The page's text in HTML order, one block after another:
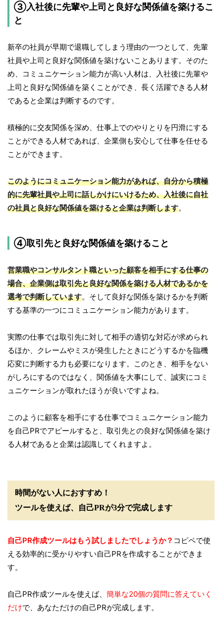
③入社後に先輩や上司と良好な関係値を築けるこ
と
新卒の社員が早期で退職してしまう理由の一つとして、先輩
社員や上司と良好な関係値を築けないことあります。そのた
め、コミュニケーション能力が高い人材は、入社後に先輩や
上司と良好な関係値を築くことができ、長く活躍できる人材
であると企業は判断するのです。
積極的に交友関係を深め、仕事上でのやりとりを円滑にする
ことができる人材であれば、企業側も安心して仕事を任せる
ことができます。
このようにコミュニケーション能力があれば、自分から積極
的に先輩社員や上司に話しかけにいけるため、入社後に自社
の社員と良好な関係値を築けると企業は判断します。
④取引先と良好な関係値を築けること
営業職やコンサルタント職といった顧客を相手にする仕事の
場合、企業側は取引先と良好な関係を築ける人材であるかを
選考で判断しています。そして良好な関係を築けるかを判断
する基準の一つにコミュニケーション能力があります。
実際の仕事では取引先に対して相手の適切な対応が求められ
るほか、クレームやミスが発生したときにどうするかを臨機
応変に判断する力も必要になります。このとき、相手をない
がしろにするのではなく、関係値を大事にして、誠実にコミ
ュニケーションが取れたほうが良いですよね。
このように顧客を相手にする仕事でコミュニケーション能力
を自己PRでアピールすると、取引先との良好な関係値を築け
る人材であると企業は認識してくれますよ。
時間がない人におすすめ！
ツールを使えば、自己PRが3分で完成します
自己PR作成ツールはもう試しましたでしょうか？ コピペで使
える効率的に受かりやすい自己PRを作成することができま
す。
自己PR作成ツールを使えば、 簡単な20個の質問に答えていく
だけで、あなただけの自己PRが完成します。